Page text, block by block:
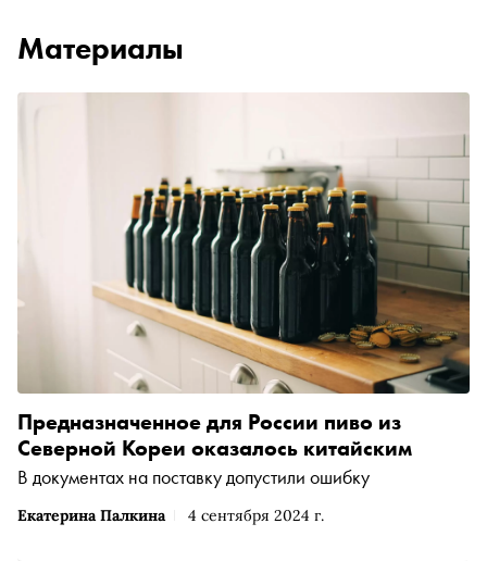
Материалы
Екатерина Палкина 4 сентября 2024 г.
Предназначенное для России пиво из
Северной Кореи оказалось китайским
В документах на поставку допустили ошибку